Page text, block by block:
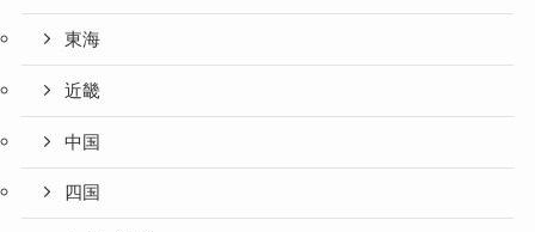
東海
近畿
中国
四国